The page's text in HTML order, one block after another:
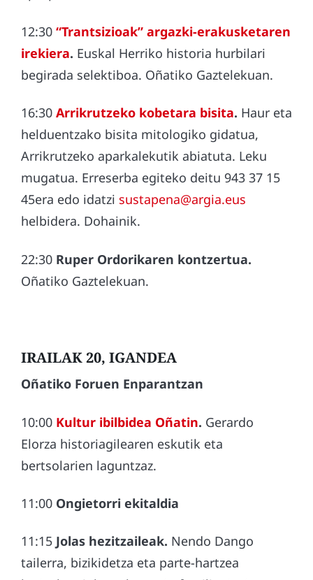
12:30 “Trantsizioak” argazki-erakusketaren
irekiera. Euskal Herriko historia hurbilari
begirada selektiboa. Oñatiko Gaztelekuan.
16:30 Arrikrutzeko kobetara bisita. Haur eta
helduentzako bisita mitologiko gidatua,
Arrikrutzeko aparkalekutik abiatuta. Leku
mugatua. Erreserba egiteko deitu 943 37 15
45era edo idatzi sustapena@argia.eus
helbidera. Dohainik.
22:30 Ruper Ordorikaren kontzertua.
Oñatiko Gaztelekuan.
IRAILAK 20, IGANDEA
Oñatiko Foruen Enparantzan
10:00 Kultur ibilbidea Oñatin. Gerardo
Elorza historiagilearen eskutik eta
bertsolarien laguntzaz.
11:00 Ongietorri ekitaldia
11:15 Jolas hezitzaileak. Nendo Dango
tailerra, bizikidetza eta parte-hartzea